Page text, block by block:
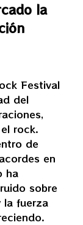
la
Festival
del
rock.
de
en
ha
sobre
la fuerza